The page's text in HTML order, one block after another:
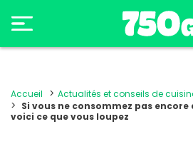
Accueil Actualités et conseils de
Si vous ne consommez pas
voici ce que vous loupez